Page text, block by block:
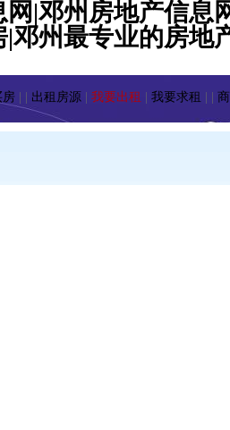
|邓州房地产信息
州最专业的房地
房 出租房源 我要出租 我要求租